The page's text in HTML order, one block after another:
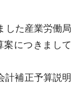
した産業労働局
案につきまして
計補正予算説明